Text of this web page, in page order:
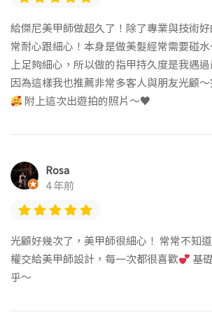
給傑尼美甲師做超久了！除了專業與技術
常耐心跟細心！本身是做美髮經常需要碰
上足夠細心，所以做的指甲持久度是我遇
因為這樣我也推薦非常多客人與朋友光顧
附上這次出遊拍的照片～♥️
Rosa
4 年前
光顧好幾次了，美甲師很細心！ 常常不知
權交給美甲師設計，每一次都很喜歡
基
乎～